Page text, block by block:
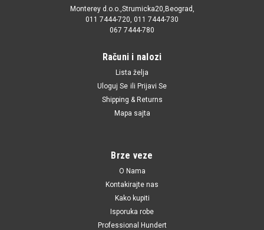
Monterey d.o.o.,Strumicka20,Beograd,
011 7444-720, 011 7444-730
067 7444-780
Računi i nalozi
Lista želja
Uloguj Se ili Prijavi Se
Shipping & Returns
Mapa sajta
Brze veze
O Nama
Kontakirajte nas
Kako kupiti
Isporuka robe
Professional Hundert